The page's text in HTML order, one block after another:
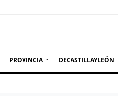
PROVINCIA DECASTILLAYLEÓN